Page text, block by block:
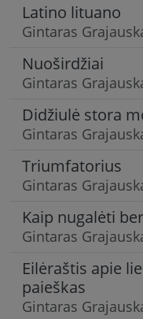
Latino lituano
Gintaras
Nuoširdžiai
Gintaras
Didžiulė stora
Gintaras
Triumfatorius
Gintaras
Kaip nugalėti
Gintaras
Eilėraštis apie
paieškas
Gintaras